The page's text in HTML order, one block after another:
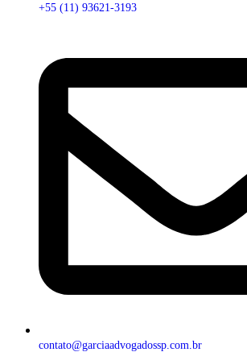
+55 (11) 93621-3193
contato@garciaadvogadossp.com.br